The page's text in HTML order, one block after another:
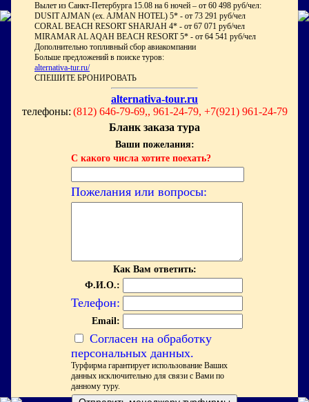
Вылет из Санкт-Петербурга 15.08 на 6 ночей – от 60 498 руб/чел:
DUSIT AJMAN (ex. AJMAN HOTEL) 5* - от 73 291 руб/чел
CORAL BEACH RESORT SHARJAH 4* - от 67 071 руб/чел
MIRAMAR AL AQAH BEACH RESORT 5* - от 64 541 руб/чел
Дополнительно топливный сбор авиакомпании
Больше предложений в поиске туров:
alternativa-tur.ru/
СПЕШИТЕ БРОНИРОВАТЬ
alternativa-tour.ru
телефоны: (812) 646-79-69,, 961-24-79, +7(921) 961-24-79
Бланк заказа тура
Ваши пожелания:
С какого числа хотите поехать?
Пожелания или вопросы:
Как Вам ответить:
Ф.И.О.:
Телефон:
Email:
Согласен на обработку
персональных данных.
Турфирма гарантирует использование Ваших
данных исключительно для связи с Вами по
данному туру.